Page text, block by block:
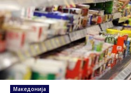
Македонија